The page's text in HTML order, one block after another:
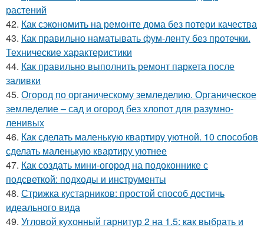
растений
42. Как сэкономить на ремонте дома без потери качества
43. Как правильно наматывать фум-ленту без протечки.
Технические характеристики
44. Как правильно выполнить ремонт паркета после
заливки
45. Огород по органическому земледелию. Органическое
земледелие – сад и огород без хлопот для разумно-
ленивых
46. Как сделать маленькую квартиру уютной. 10 способов
сделать маленькую квартиру уютнее
47. Как создать мини-огород на подоконнике с
подсветкой: подходы и инструменты
48. Стрижка кустарников: простой способ достичь
идеального вида
49. Угловой кухонный гарнитур 2 на 1.5: как выбрать и